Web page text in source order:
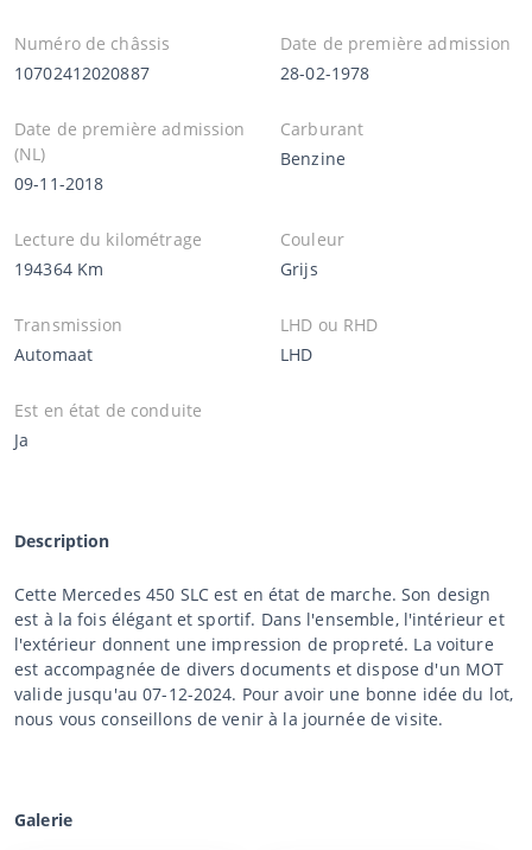
Numéro de châssis
10702412020887
Date de première admission
28-02-1978
Date de première admission
(NL)
09-11-2018
Carburant
Benzine
Lecture du kilométrage
194364 Km
Couleur
Grijs
Transmission
Automaat
LHD ou RHD
LHD
Est en état de conduite
Ja
Description
Cette Mercedes 450 SLC est en état de marche. Son design
est à la fois élégant et sportif. Dans l'ensemble, l'intérieur et
l'extérieur donnent une impression de propreté. La voiture
est accompagnée de divers documents et dispose d'un MOT
valide jusqu'au 07-12-2024. Pour avoir une bonne idée du lot,
nous vous conseillons de venir à la journée de visite.
Galerie